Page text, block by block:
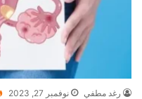
رغد مطفي نوفمبر 27, 2023